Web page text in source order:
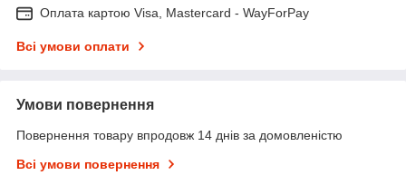
Оплата картою Visa, Mastercard - WayForPay
Всі умови оплати
Умови повернення
Повернення товару впродовж 14 днів за домовленістю
Всі умови повернення